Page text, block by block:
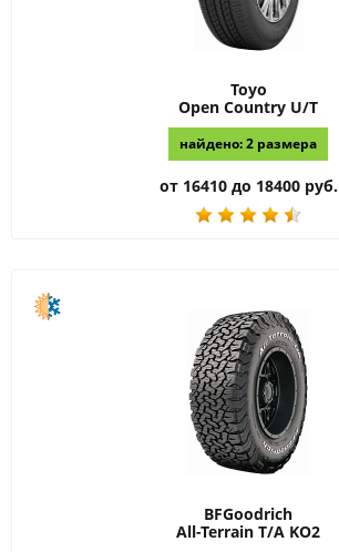
Toyo
Open Country U/T
найдено: 2 размера
от 16410 до 18400 руб.
BFGoodrich
All-Terrain T/A KO2